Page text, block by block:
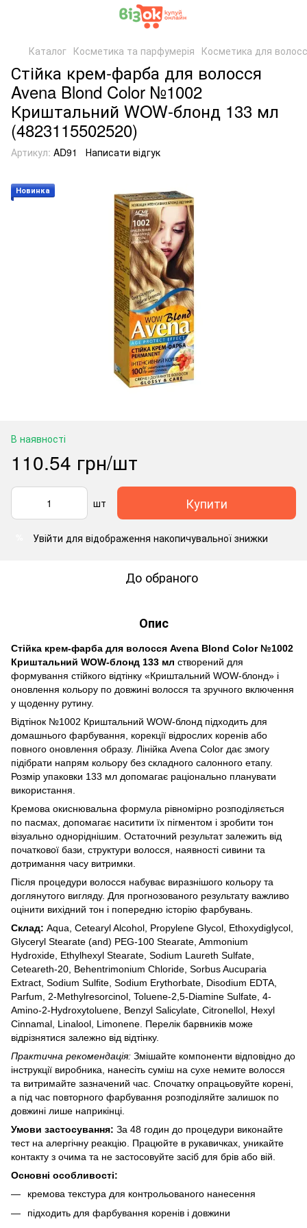
Каталог Косметика та парфумерія Косметика для
Стійка крем-фарба для волосся
Avena Blond Color №1002
Криштальний WOW-блонд 133 мл
(4823115502520)
Артикул: AD91 Написати відгук
Новинка
В наявності
110.54 грн/шт
шт Купити
Увійти для відображення накопичувальної знижки
До обраного
Опис
Стійка крем-фарба для волосся Avena Blond Color №1002
Криштальний WOW-блонд 133 мл створений для
формування стійкого відтінку «Криштальний WOW-блонд» і
оновлення кольору по довжині волосся та зручного включення
у щоденну рутину.
Відтінок №1002 Криштальний WOW-блонд підходить для
домашнього фарбування, корекції відрослих коренів або
повного оновлення образу. Лінійка Avena Color дає змогу
підібрати напрям кольору без складного салонного етапу.
Розмір упаковки 133 мл допомагає раціонально планувати
використання.
Кремова окиснювальна формула рівномірно розподіляється
по пасмах, допомагає наситити їх пігментом і зробити тон
візуально одноріднішим. Остаточний результат залежить від
початкової бази, структури волосся, наявності сивини та
дотримання часу витримки.
Після процедури волосся набуває виразнішого кольору та
доглянутого вигляду. Для прогнозованого результату важливо
оцінити вихідний тон і попередню історію фарбувань.
Склад: Aqua, Cetearyl Alcohol, Propylene Glycol, Ethoxydiglycol,
Glyceryl Stearate (and) PEG-100 Stearate, Ammonium
Hydroxide, Ethylhexyl Stearate, Sodium Laureth Sulfate,
Ceteareth-20, Behentrimonium Chloride, Sorbus Aucuparia
Extract, Sodium Sulfite, Sodium Erythorbate, Disodium EDTA,
Parfum, 2-Methylresorcinol, Toluene-2,5-Diamine Sulfate, 4-
Amino-2-Hydroxytoluene, Benzyl Salicylate, Citronellol, Hexyl
Cinnamal, Linalool, Limonene. Перелік барвників може
відрізнятися залежно від відтінку.
Практична рекомендація: Змішайте компоненти відповідно до
інструкції виробника, нанесіть суміш на сухе немите волосся
та витримайте зазначений час. Спочатку опрацьовуйте корені,
а під час повторного фарбування розподіляйте залишок по
довжині лише наприкінці.
Умови застосування: За 48 годин до процедури виконайте
тест на алергічну реакцію. Працюйте в рукавичках, уникайте
контакту з очима та не застосовуйте засіб для брів або вій.
Основні особливості:
кремова текстура для контрольованого нанесення
підходить для фарбування коренів і довжини